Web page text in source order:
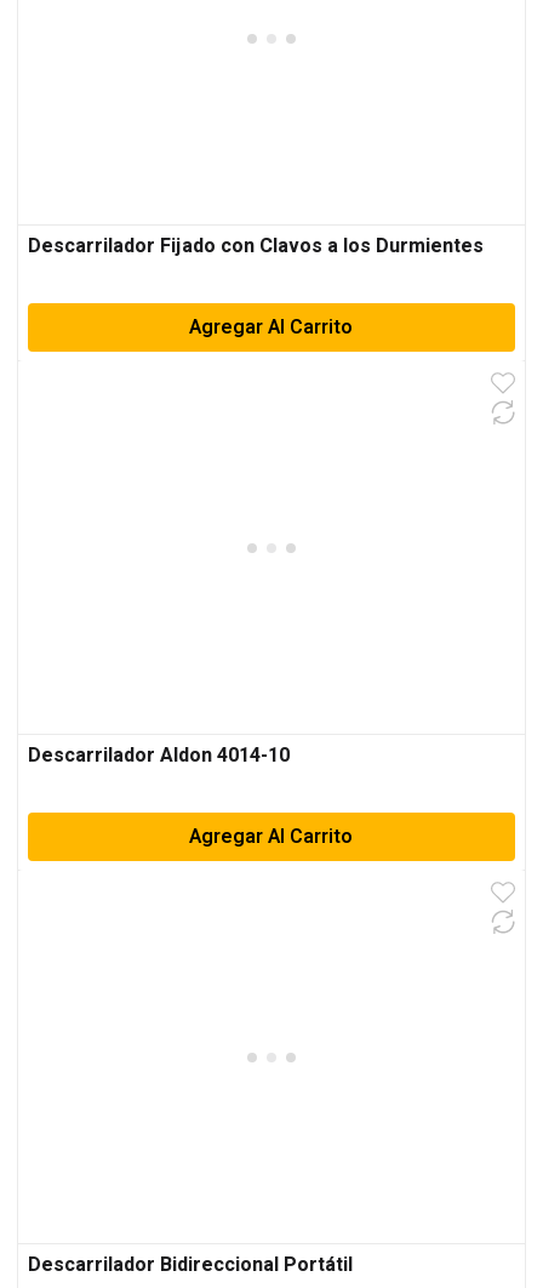
Descarrilador Fijado con Clavos a los Durmientes
Agregar Al Carrito
Descarrilador Aldon 4014-10
Agregar Al Carrito
Descarrilador Bidireccional Portátil